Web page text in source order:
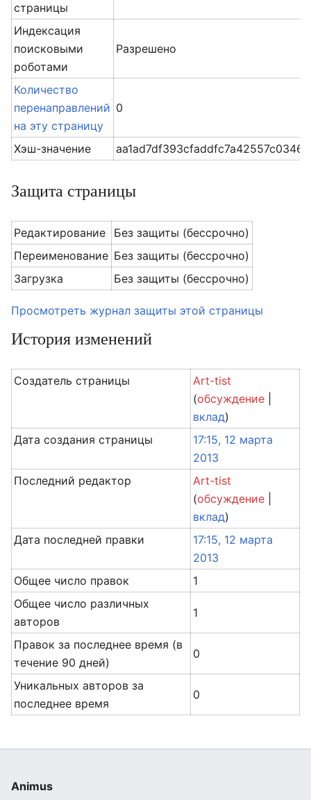
страницы
Индексация
поисковыми
роботами
Разрешено
Количество
перенаправлений
на эту страницу
0
Хэш-значение
Защита страницы
Редактирование
Без защиты (бессрочно)
Переименование Без защиты (бессрочно)
Загрузка
Без защиты (бессрочно)
Просмотреть журнал защиты этой страницы
История изменений
Создатель страницы
Art-tist
(обсуждение
вклад)
Дата создания страницы
17:15, 12 марта
2013
Последний редактор
Art-tist
(обсуждение
вклад)
Дата последней правки
17:15, 12 марта
2013
Общее число правок
1
Общее число различных
авторов
1
Правок за последнее время (в
течение 90 дней)
0
Уникальных авторов за
последнее время
0
Animus